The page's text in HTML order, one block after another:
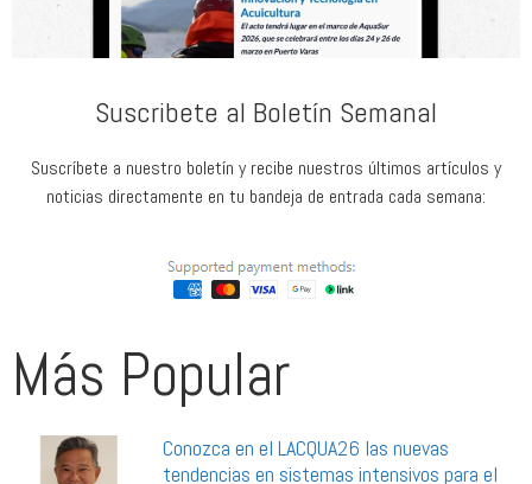
Suscribete al Boletín Semanal
Suscríbete a nuestro boletín y recibe nuestros últimos artículos y
Más Popular
Conozca en el LACQUA26 las nuevas
cultivo de camarón
agosto 5, 2026